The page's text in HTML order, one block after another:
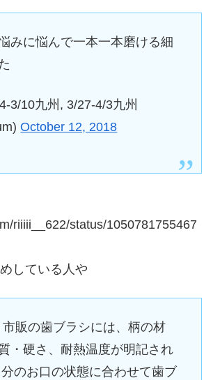
みに悩んで一本一本磨ける細
3/10九州, 3/27-4/3九州
October 12, 2018
riiiii__622/status/1050781755467
している人や
販の歯ブラシには、柄の材
・硬さ、耐熱温度が明記され
のお口の状態に合わせて歯ブ